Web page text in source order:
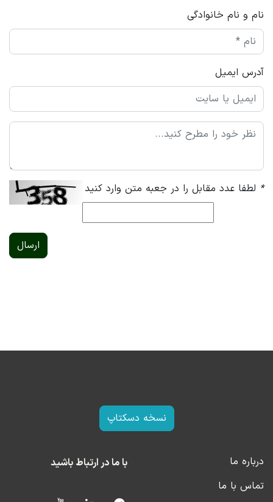
نام و نام خانوادگی
آدرس ایمیل
* لطفا عدد مقابل را در جعبه متن وارد کنید
ارسال
نسخه دسکتاپ
درباره ما
تماس با ما
با ما در ارتباط باشید